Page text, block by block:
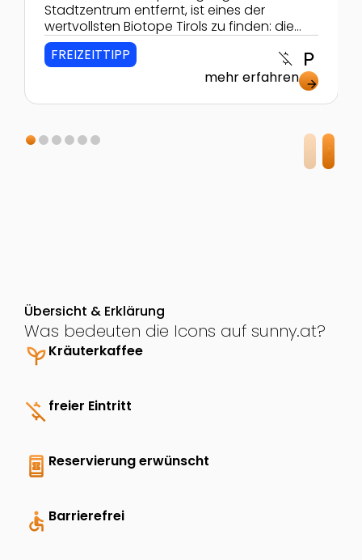
Stadtzentrum entfernt, ist eines der
wertvollsten Biotope Tirols zu finden: die
Rosengartenschlucht!
FREIZEITTIPP money_off local_parking
mehr erfahren arrow_forward
Übersicht & Erklärung
Was bedeuten die Icons auf sunny.at?
psychiatryKräuterkaffee
money_off freier Eintritt
book_online Reservierung erwünscht
accessible Barrierefrei